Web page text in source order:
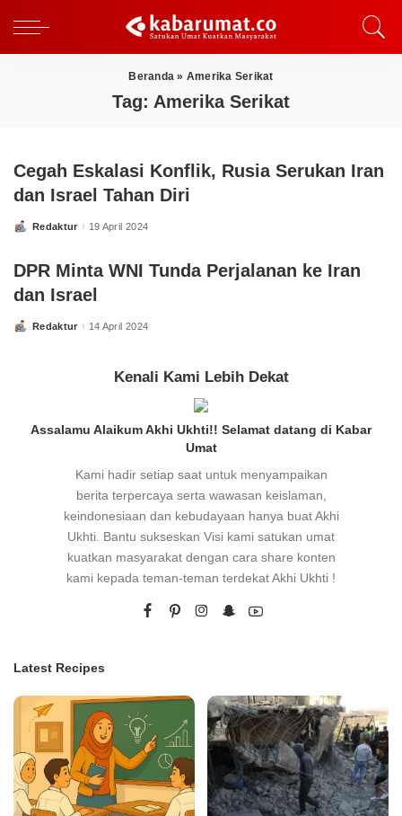
Beranda » Amerika Serikat
Tag: Amerika Serikat
Cegah Eskalasi Konflik, Rusia Serukan Iran
dan Israel Tahan Diri
PostedRedaktur 19 April 2024
DPR Minta WNI Tunda Perjalanan ke Iran
dan Israel
PostedRedaktur 14 April 2024
Kenali Kami Lebih Dekat
Assalamu Alaikum Akhi Ukhti!! Selamat datang di Kabar
Umat
Kami hadir setiap saat untuk menyampaikan
berita terpercaya serta wawasan keislaman,
keindonesiaan dan kebudayaan hanya buat Akhi
Ukhti. Bantu sukseskan Visi kami satukan umat
kuatkan masyarakat dengan cara share konten
kami kepada teman-teman terdekat Akhi Ukhti !
Latest Recipes